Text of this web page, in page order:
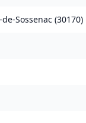
Sossenac (30170)